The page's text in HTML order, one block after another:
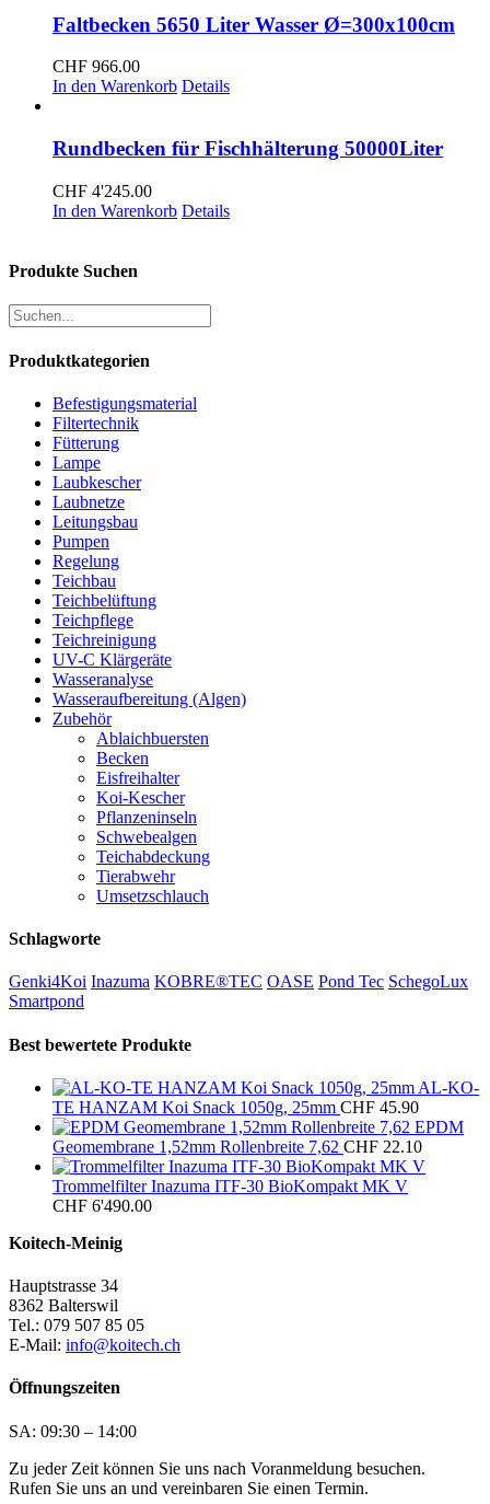
Faltbecken 5650 Liter Wasser Ø=300x100cm
CHF 966.00
In den Warenkorb Details
Rundbecken für Fischhälterung 50000Liter
CHF 4'245.00
In den Warenkorb Details
Produkte Suchen
Produktkategorien
Befestigungsmaterial
Filtertechnik
Fütterung
Lampe
Laubkescher
Laubnetze
Leitungsbau
Pumpen
Regelung
Teichbau
Teichbelüftung
Teichpflege
Teichreinigung
UV-C Klärgeräte
Wasseranalyse
Wasseraufbereitung (Algen)
Zubehör
Ablaichbuersten
Becken
Eisfreihalter
Koi-Kescher
Pflanzeninseln
Schwebealgen
Teichabdeckung
Tierabwehr
Umsetzschlauch
Schlagworte
Genki4Koi Inazuma KOBRE®TEC OASE Pond Tec SchegoLux
Smartpond
Best bewertete Produkte
AL-KO-
TE HANZAM Koi Snack 1050g, 25mm CHF 45.90
EPDM
Geomembrane 1,52mm Rollenbreite 7,62 CHF 22.10
Trommelfilter Inazuma ITF-30 BioKompakt MK V
CHF 6'490.00
Koitech-Meinig
Hauptstrasse 34
8362 Balterswil
Tel.: 079 507 85 05
E-Mail: info@koitech.ch
Öffnungszeiten
SA: 09:30 – 14:00
Zu jeder Zeit können Sie uns nach Voranmeldung besuchen.
Rufen Sie uns an und vereinbaren Sie einen Termin.